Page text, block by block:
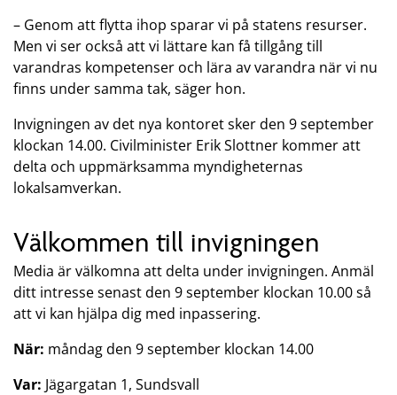
– Genom att flytta ihop sparar vi på statens resurser.
Men vi ser också att vi lättare kan få tillgång till
varandras kompetenser och lära av varandra när vi nu
finns under samma tak, säger hon.
Invigningen av det nya kontoret sker den 9 september
klockan 14.00. Civilminister Erik Slottner kommer att
delta och uppmärksamma myndigheternas
lokalsamverkan.
Välkommen till invigningen
Media är välkomna att delta under invigningen. Anmäl
ditt intresse senast den 9 september klockan 10.00 så
att vi kan hjälpa dig med inpassering.
När: måndag den 9 september klockan 14.00
Var: Jägargatan 1, Sundsvall